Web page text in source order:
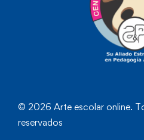
© 2026 Arte escolar online.
reservados